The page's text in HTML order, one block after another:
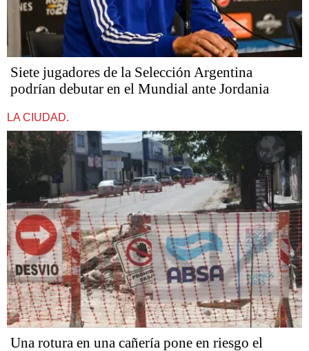
Siete jugadores de la Selección Argentina
podrían debutar en el Mundial ante Jordania
LA CIUDAD.
Una rotura en una cañería pone en riesgo el